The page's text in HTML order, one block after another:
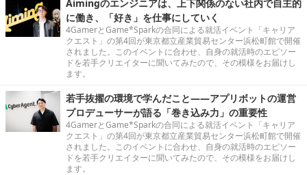
Aimingのエンジニアは、上下関係のない社内で自主的
に働き、「好き」を仕事にしていく
4GamerとGame*Sparkの合同による就活イベント「キャリア
クエスト」の第4回が東京都立産業貿易センター浜松町館で開催
されました。このイベントに合わせ、自身の就活時のエピソー
ドを若手クリエイターに聞いてみたので、その模様をお届けし
ます。
若手抜擢の環境で学んだこと――アプリボットの運営
プロデューサーが語る「巻き込み力」の重要性
4GamerとGame*Sparkの合同による就活イベント「キャリア
クエスト」の第4回が東京都立産業貿易センター浜松町館で開催
されました。このイベントに合わせ、自身の就活時のエピソー
ドを若手クリエイターに聞いてみたので、その模様をお届けし
ます。